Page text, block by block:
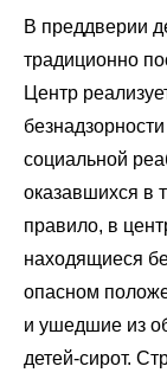
В преддверии
традиционно
Центр
социальной
оказавшихся в
правило, в
находящиеся
опасном
и ушедшие из
детей-сирот.